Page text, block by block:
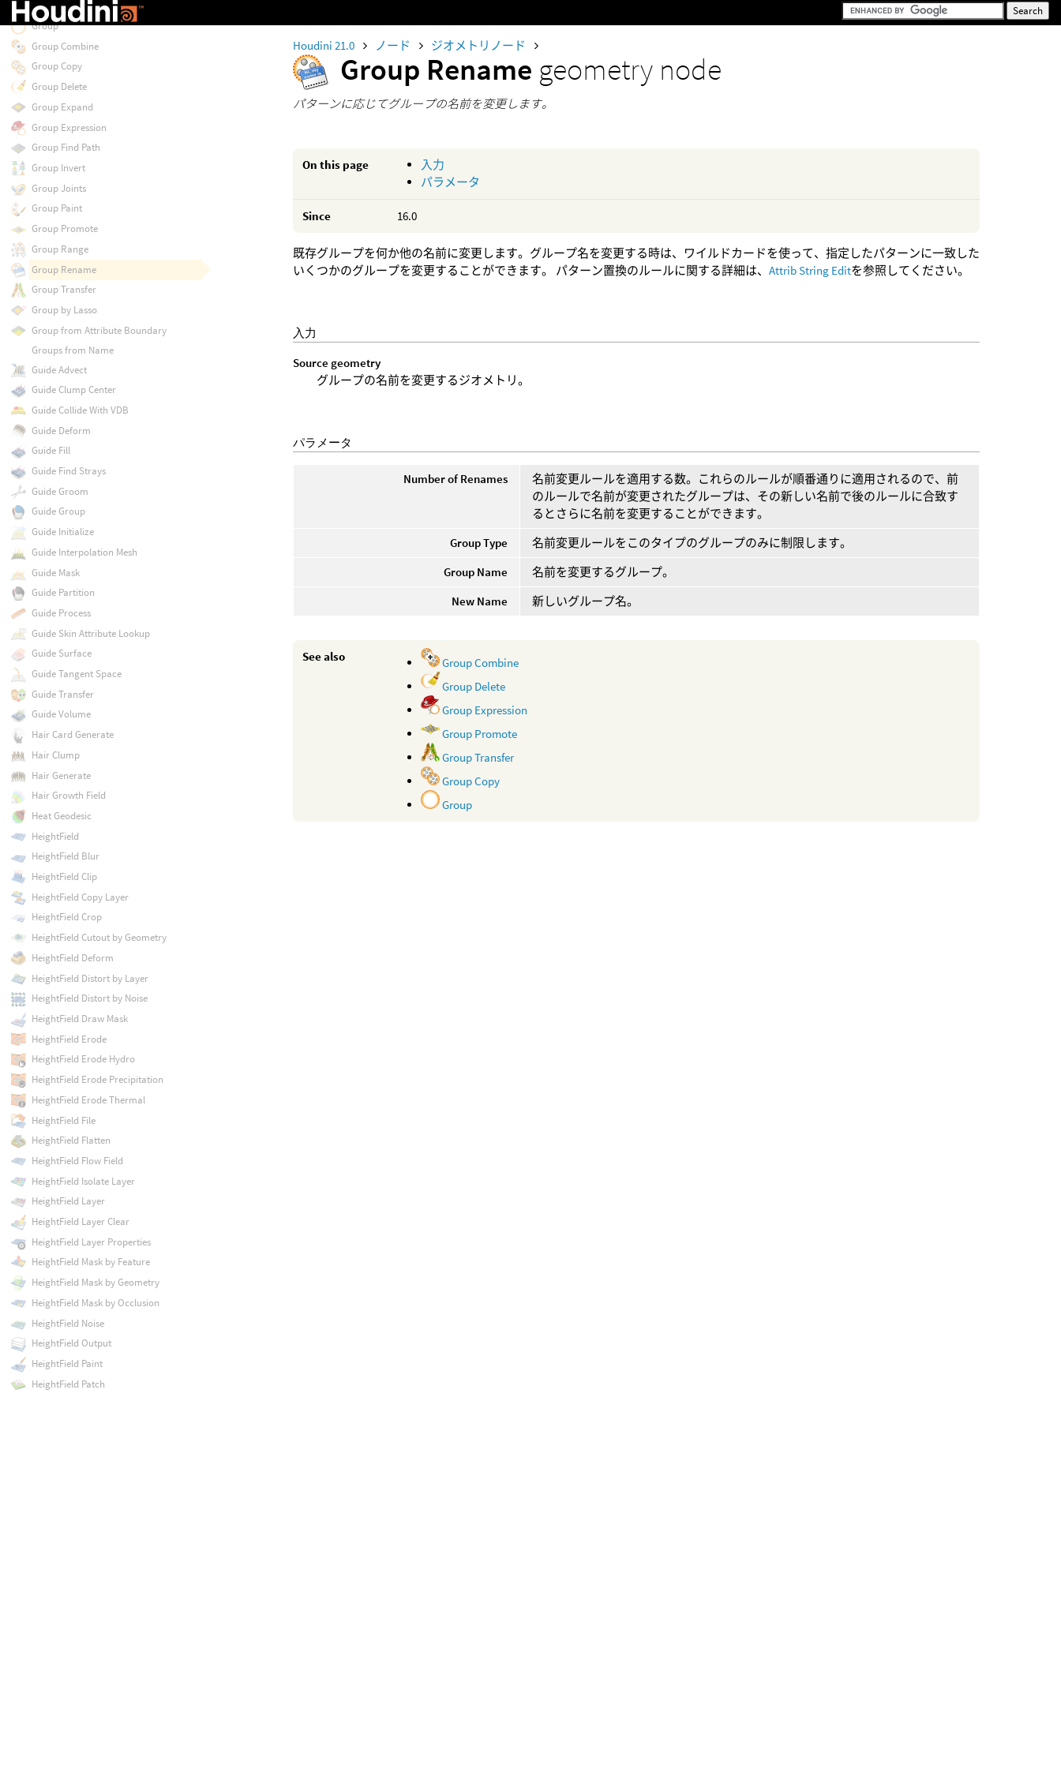
Houdini 21.0 ノード ジオメトリノード
Group Rename geometry node
パターンに応じてグループの名前を変更します。
On this page
入力
パラメータ
Since 16.0
既存グループを何か他の名前に変更します。グループ名を変更する時は、ワイルドカードを使って、指定したパターンに一致した
いくつかのグループを変更することができます。 パターン置換のルールに関する詳細は、Attrib String Editを参照してください。
入力
Source geometry
グループの名前を変更するジオメトリ。
パラメータ
Number of Renames
名前変更ルールを適用する数。これらのルールが順番通りに適用されるので、前
のルールで名前が変更されたグループは、その新しい名前で後のルールに合致す
るとさらに名前を変更することができます。
Group Type
名前変更ルールをこのタイプのグループのみに制限します。
Group Name
名前を変更するグループ。
New Name
新しいグループ名。
See also
Group Combine
Group Delete
Group Expression
Group Promote
Group Transfer
Group Copy
Group
Groom Unpack
Group
Group Combine
Group Copy
Group Delete
Group Expand
Group Expression
Group Find Path
Group Invert
Group Joints
Group Paint
Group Promote
Group Range
Group Rename
Group Transfer
Group by Lasso
Group from Attribute Boundary
Groups from Name
Guide Advect
Guide Clump Center
Guide Collide With VDB
Guide Deform
Guide Fill
Guide Find Strays
Guide Groom
Guide Group
Guide Initialize
Guide Interpolation Mesh
Guide Mask
Guide Partition
Guide Process
Guide Skin Attribute Lookup
Guide Surface
Guide Tangent Space
Guide Transfer
Guide Volume
Hair Card Generate
Hair Clump
Hair Generate
Hair Growth Field
Heat Geodesic
HeightField
HeightField Blur
HeightField Clip
HeightField Copy Layer
HeightField Crop
HeightField Cutout by Geometry
HeightField Deform
HeightField Distort by Layer
HeightField Distort by Noise
HeightField Draw Mask
HeightField Erode
HeightField Erode Hydro
HeightField Erode Precipitation
HeightField Erode Thermal
HeightField File
HeightField Flatten
HeightField Flow Field
HeightField Isolate Layer
HeightField Layer
HeightField Layer Clear
HeightField Layer Properties
HeightField Mask by Feature
HeightField Mask by Geometry
HeightField Mask by Occlusion
HeightField Noise
HeightField Output
HeightField Paint
HeightField Patch